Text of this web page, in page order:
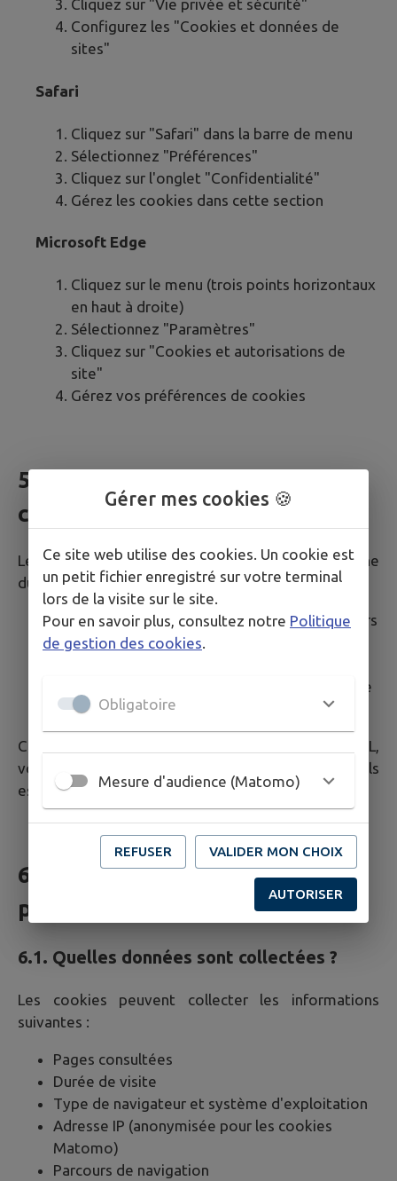
Cliquez sur "Vie privée et sécurité"
Configurez les "Cookies et données de
sites"
Safari
Cliquez sur "Safari" dans la barre de menu
Sélectionnez "Préférences"
Cliquez sur l'onglet "Confidentialité"
Gérez les cookies dans cette section
Microsoft Edge
Cliquez sur le menu (trois points horizontaux
en haut à droite)
Sélectionnez "Paramètres"
Cliquez sur "Cookies et autorisations de
site"
Gérez vos préférences de cookies
5. Durée de conservation des
cookies
Les cookies déposés sur votre terminal ont une
durée de vie limitée :
Cookies techniques (intramuros-*): 120 jours
Cookies analytiques (Matomo)
: supprimés à la fermeture
du navigateur
Conformément aux recommandations de la CNIL,
votre consentement pour les cookies non essentiels
est valable
6 mois.
6. Cookies et données
personnelles
6.1. Quelles données sont collectées ?
Les cookies peuvent collecter les informations
suivantes :
Pages consultées
Durée de visite
Type de navigateur et système d'exploitation
Adresse IP (anonymisée pour les cookies
Matomo)
Parcours de navigation
Gérer mes cookies 🍪
Ce site web utilise des cookies. Un cookie est
un petit fichier enregistré sur votre terminal
lors de la visite sur le site.
Pour en savoir plus, consultez notre Politique
de gestion des cookies.
Obligatoire
Mesure d'audience (Matomo)
REFUSER VALIDER MON CHOIX
AUTORISER